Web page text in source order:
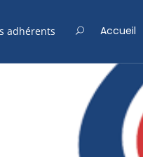
Accueil